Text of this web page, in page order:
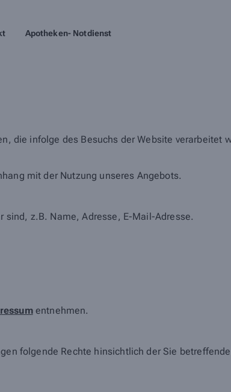
Apotheken- Notdienst
die infolge des Besuchs der Website verarbeitet
mit der Nutzung unseres Angebots.
z.B. Name, Adresse, E-Mail-Adresse.
entnehmen.
folgende Rechte hinsichtlich der Sie